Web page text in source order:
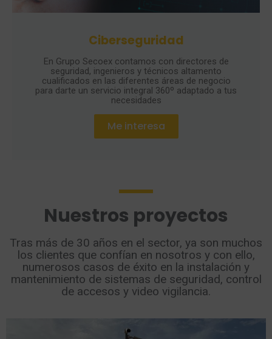
Ciberseguridad
En Grupo Secoex contamos con directores de
seguridad, ingenieros y técnicos altamento
cualificados en las diferentes áreas de negocio
para darte un servicio integral 360º adaptado a tus
necesidades
Me interesa
Nuestros proyectos
Tras más de 30 años en el sector, ya son muchos
los clientes que confían en nosotros y con ello,
numerosos casos de éxito en la instalación y
mantenimiento de sistemas de seguridad, control
de accesos y video vigilancia.